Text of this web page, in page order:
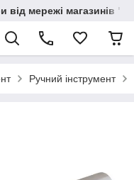
від мережі магазинів
Ручний інструмент